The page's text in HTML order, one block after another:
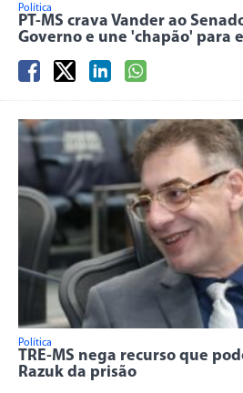
Política
PT-MS crava Vander ao
Governo e une 'chapão' para
Política
TRE-MS nega recurso que
Razuk da prisão